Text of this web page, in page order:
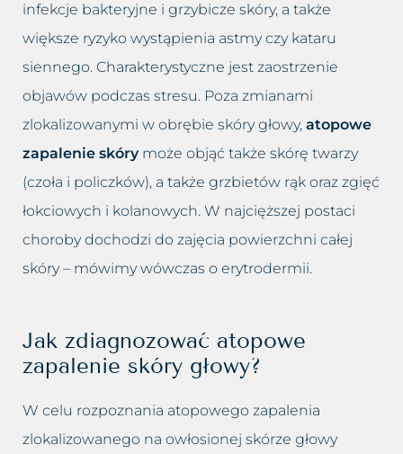
infekcje bakteryjne i grzybicze skóry, a także
większe ryzyko wystąpienia astmy czy kataru
siennego. Charakterystyczne jest zaostrzenie
objawów podczas stresu. Poza zmianami
zlokalizowanymi w obrębie skóry głowy, atopowe
zapalenie skórymoże objąć także skórę twarzy
(czoła i policzków), a także grzbietów rąk oraz zgięć
łokciowych i kolanowych. W najcięższej postaci
choroby dochodzi do zajęcia powierzchni całej
skóry – mówimy wówczas o erytrodermii.
Jak zdiagnozować atopowe
zapalenie skóry głowy?
W celu rozpoznania atopowego zapalenia
zlokalizowanego na owłosionej skórze głowy